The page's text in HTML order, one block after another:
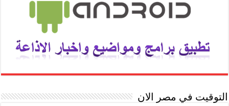
التوقيت في مصر الان